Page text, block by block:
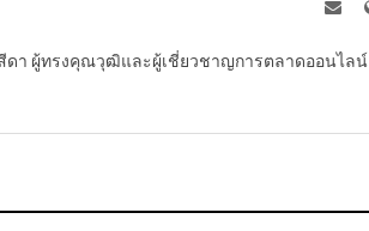
ดา ผู้ทรงคุณวุฒิและผู้เชี่ยวชาญการตลาดออนไลน์